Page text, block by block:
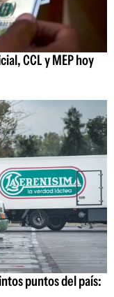
CCL y MEP hoy
puntos del país: